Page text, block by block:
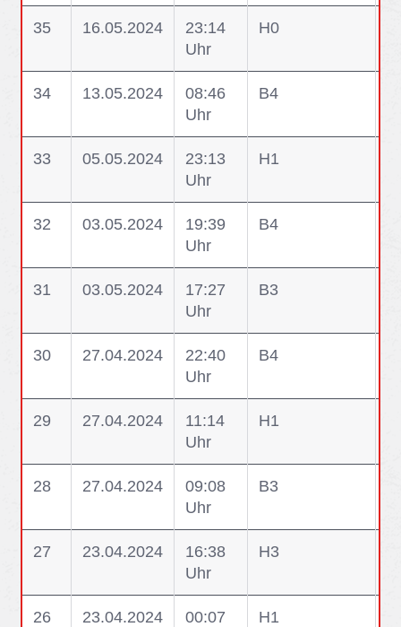
35 16.05.2024
23:14
Uhr
H0
34 13.05.2024
08:46
Uhr
B4
33 05.05.2024
23:13
Uhr
H1
32 03.05.2024
19:39
Uhr
B4
31 03.05.2024
17:27
Uhr
B3
30 27.04.2024
22:40
Uhr
B4
29 27.04.2024
11:14
Uhr
H1
28 27.04.2024
09:08
Uhr
B3
27 23.04.2024
16:38
Uhr
H3
26 23.04.2024
00:07
H1